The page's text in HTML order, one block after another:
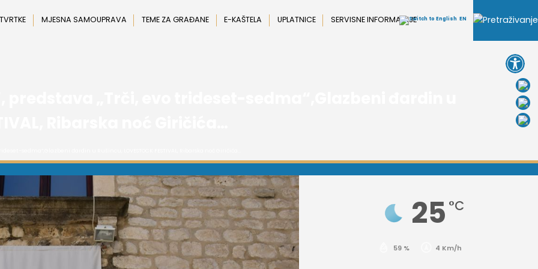
MJESNA SAMOUPRAVA TEME ZA GRAĐANE E-KAŠTELA UPLATNICE SERVISNE INFORMACIJE EN
25 °C
59 % 4 Km/h